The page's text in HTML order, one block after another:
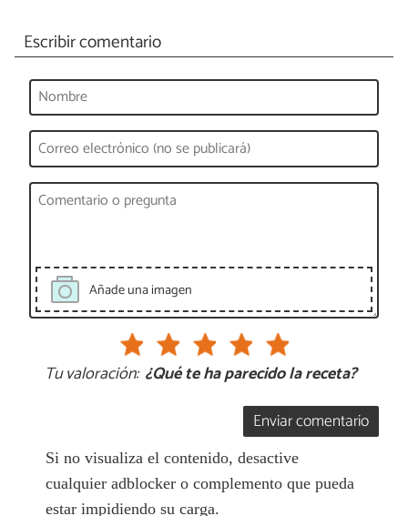
Escribir comentario
Añade una imagen
Tu valoración: ¿Qué te ha parecido la receta?
Enviar comentario
Si no visualiza el contenido, desactive
cualquier adblocker o complemento que pueda
estar impidiendo su carga.